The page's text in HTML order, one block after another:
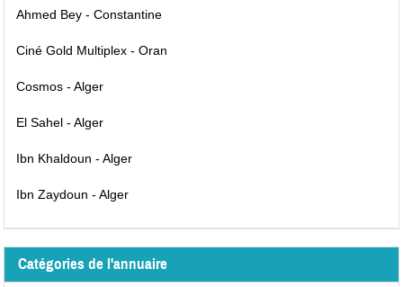
Ahmed Bey - Constantine
Ciné Gold Multiplex - Oran
Cosmos - Alger
El Sahel - Alger
Ibn Khaldoun - Alger
Ibn Zaydoun - Alger
Catégories de l'annuaire